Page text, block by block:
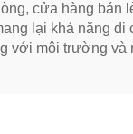
cửa hàng bán
lại khả năng di
với môi trường và